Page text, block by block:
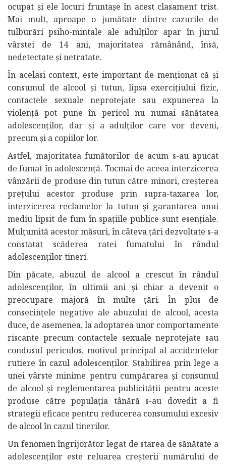
ocupat şi ele locuri fruntaşe în acest clasament trist.
Mai mult, aproape o jumătate dintre cazurile de
tulburări psiho-mintale ale adulţilor apar în jurul
vârstei de 14 ani, majoritatea rămânând, însă,
nedetectate şi netratate.
În acelasi context, este important de menţionat că şi
consumul de alcool şi tutun, lipsa exerciţiului fizic,
contactele sexuale neprotejate sau expunerea la
violenţă pot pune în pericol nu numai sănătatea
adolescenţilor, dar şi a adulţilor care vor deveni,
precum şi a copiilor lor.
Astfel, majoritatea fumătorilor de acum s-au apucat
de fumat în adolescenţă. Tocmai de aceea interzicerea
vânzării de produse din tutun către minori, creşterea
preţului acestor produse prin supra-taxarea lor,
interzicerea reclamelor la tutun şi garantarea unui
mediu lipsit de fum în spaţiile publice sunt esenţiale.
Mulţumită acestor măsuri, în câteva ţări dezvoltate s-a
constatat scăderea ratei fumatului în rândul
adolescenţilor tineri.
Din păcate, abuzul de alcool a crescut în rândul
adolescenţilor, în ultimii ani şi chiar a devenit o
preocupare majoră în multe ţări. În plus de
consecinţele negative ale abuzului de alcool, acesta
duce, de asemenea, la adoptarea unor comportamente
riscante precum contactele sexuale neprotejate sau
condusul periculos, motivul principal al accidentelor
rutiere în cazul adolescenţilor. Stabilirea prin lege a
unei vârste minime pentru cumpărarea şi consumul
de alcool şi reglementarea publicităţii pentru aceste
produse către populaţia tânără s-au dovedit a fi
strategii eficace pentru reducerea consumului excesiv
de alcool în cazul tinerilor.
Un fenomen îngrijorător legat de starea de sănătate a
adolescenţilor este reluarea creşterii numărului de